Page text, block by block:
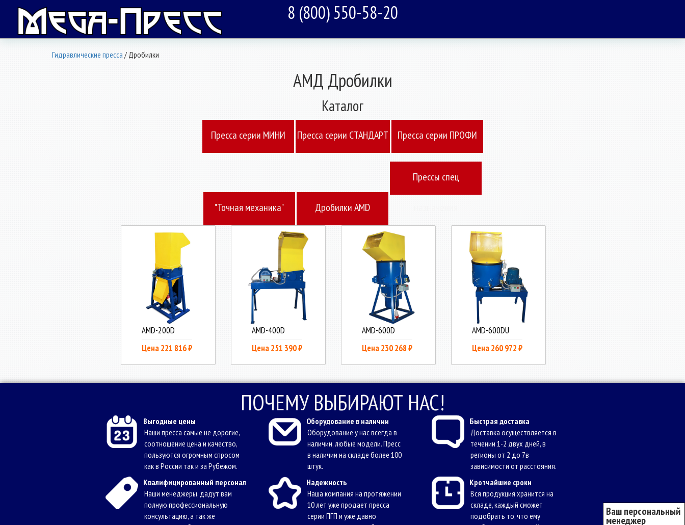
8 (800) 550-58-20
Гидравлические пресса / Дробилки
АМД Дробилки
Каталог
Пресcа серии МИНИ Пресcа серии СТАНДАРТ Пресcа серии ПРОФИ
"Точная механика" Дробилки AMD
Прессы спец
AMD-200D
Цена 221 816 ₽
AMD-400D
Цена 251 390 ₽
AMD-600D
Цена 230 268 ₽
AMD-600DU
Цена 260 972 ₽
Ваш персональный
менеджер
ПОЧЕМУ ВЫБИРАЮТ НАС!
Выгодные цены
Наши пресса самые не дорогие,
соотношение цена и качество,
пользуются огромным спросом
как в России так и за Рубежом.
Оборудование в наличии
Оборудование у нас всегда в
наличии, любые модели. Пресс
в наличии на складе более 100
штук.
Быстрая доставка
Доставка осуществляется в
течении 1-2 двух дней, в
регионы от 2 до 7в
зависимости от расстояния.
Квалифицированный персонал
Наши менеджеры, дадут вам
полную профессиональную
консультацию, а так же
Надежность
Наша компания на протяжении
10 лет уже продает пресса
серии ПГП и уже давно
Кротчайшие сроки
Вся продукция хранится на
складе, каждый сможет
подобрать то, что ему